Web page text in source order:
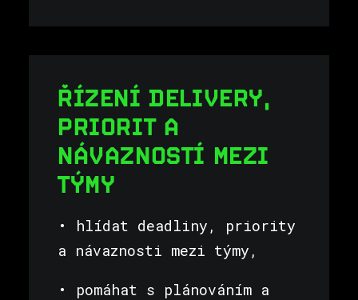
ŘÍZENÍ DELIVERY,
PRIORIT A
NÁVAZNOSTÍ MEZI
TÝMY
• hlídat deadliny, priority
a návaznosti mezi týmy,
• pomáhat s plánováním a